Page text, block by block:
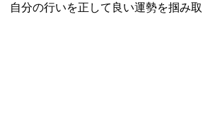
自分の行いを正して良い運勢を掴み取